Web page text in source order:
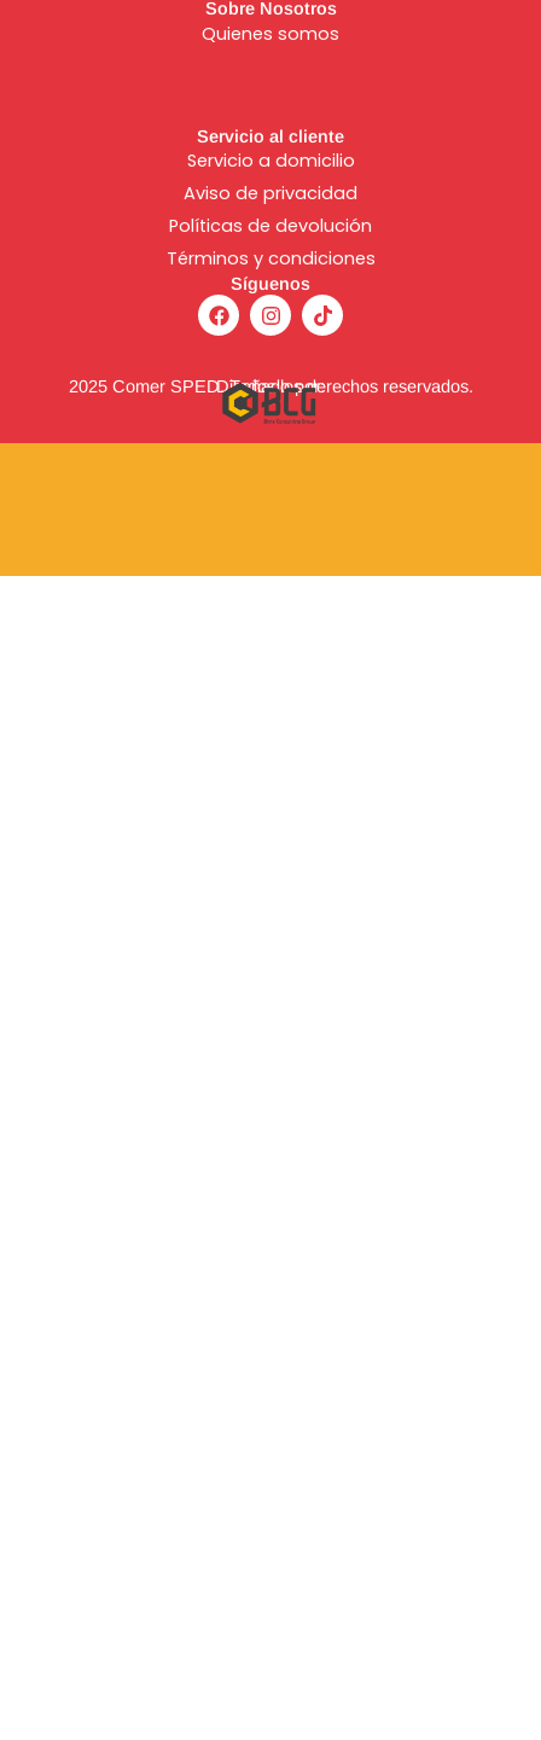
Sobre Nosotros
Quienes somos
Servicio al cliente
Servicio a domicilio
Aviso de privacidad
Políticas de devolución
Términos y condiciones
Síguenos
F
a
c
b
o
o
k
I
n
s
a
g
r
a
T
i
k
o
2025 Comer SPED. Todos los derechos reservados.
Diseñado por: